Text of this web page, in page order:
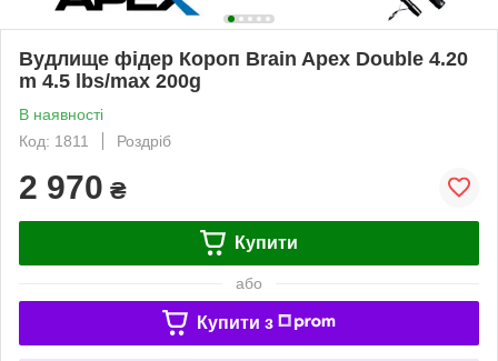
Вудлище фідер Короп Brain Apex Double 4.20
m 4.5 lbs/max 200g
В наявності
Код: 1811
Роздріб
2 970 ₴
Купити
або
Купити з